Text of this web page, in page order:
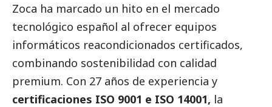
Zoca ha marcado un hito en el mercado
tecnológico español al ofrecer equipos
informáticos reacondicionados certificados,
combinando sostenibilidad con calidad
premium. Con 27 años de experiencia y
certificaciones ISO 9001 e ISO 14001, la